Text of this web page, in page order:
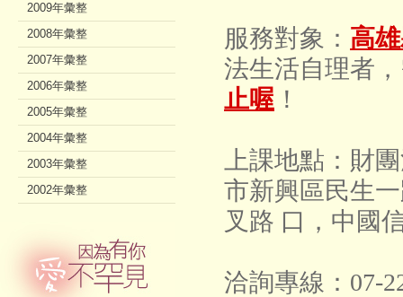
服務對象： 高
法生活自理者
止喔 ！
上課地點：財
市新興區民生
叉路 口，中國
洽詢專線：07-
2009年彙整
2008年彙整
2007年彙整
2006年彙整
2005年彙整
2004年彙整
2003年彙整
2002年彙整